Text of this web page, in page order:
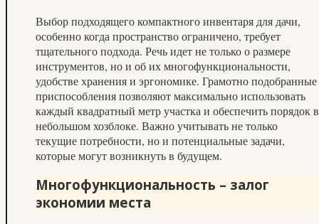
Выбор подходящего компактного инвентаря для дачи,
особенно когда пространство ограничено, требует
тщательного подхода. Речь идет не только о размере
инструментов, но и об их многофункциональности,
удобстве хранения и эргономике. Грамотно подобранные
приспособления позволяют максимально использовать
каждый квадратный метр участка и обеспечить порядок в
небольшом хозблоке. Важно учитывать не только
текущие потребности, но и потенциальные задачи,
которые могут возникнуть в будущем.
Многофункциональность – залог
экономии места